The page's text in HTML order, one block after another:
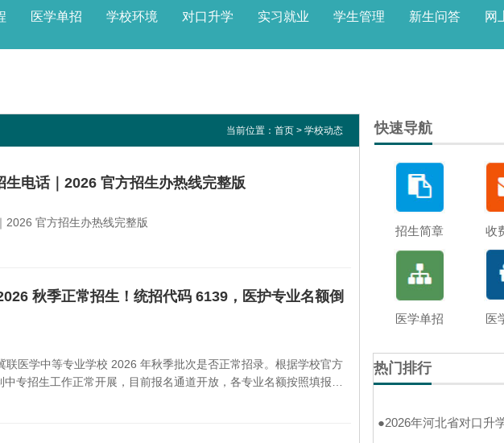
医学单招 学校环境 对口升学 实习就业 学生管理 新生问答 网
当前位置： 首页 > 学校动态
电话｜2026 官方招生办热线完整版
2026 官方招生办热线完整版
秋季正常招生！统招代码 6139，医护专业名额倒
医学中等专业学校 2026 年秋季批次是否正常招录。根据学校官方
专招生工作正常开展，目前报名通道开放，各专业名额按照填报顺
医学中等专业学校招生电话：0311-89257025、13383115636杨老
快速导航
招生简章 收
医学单招 医
热门排行
●2026年河北省对口升学医